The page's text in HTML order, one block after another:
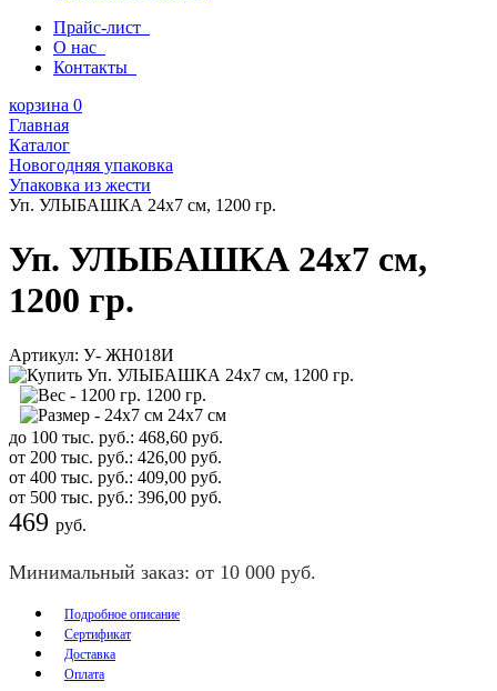
Прайс-лист
О нас
Контакты
корзина 0
Главная
Каталог
Новогодняя упаковка
Упаковка из жести
Уп. УЛЫБАШКА 24х7 см, 1200 гр.
Уп. УЛЫБАШКА 24х7 см,
1200 гр.
Артикул: У- ЖН018И
1200 гр.
24х7 см
до 100 тыс. руб.: 468,60 руб.
от 200 тыс. руб.: 426,00 руб.
от 400 тыс. руб.: 409,00 руб.
от 500 тыс. руб.: 396,00 руб.
469 руб.
Минимальный заказ: от 10 000 руб.
Подробное описание
Сертификат
Доставка
Оплата